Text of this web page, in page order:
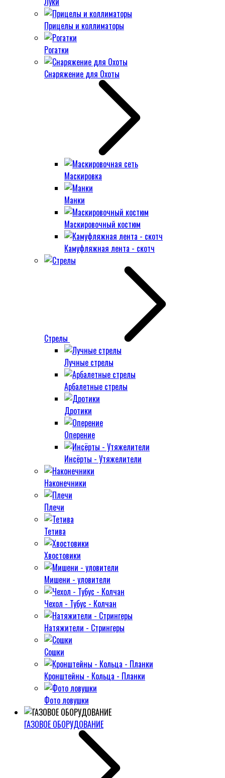
Прицелы и коллиматоры
Рогатки
Снаряжение для Охоты
Маскировка
Манки
Маскировочный костюм
Камуфляжная лента - скотч
Стрелы
Лучные стрелы
Арбалетные стрелы
Дротики
Оперение
Инсёрты - Утяжелители
Наконечники
Плечи
Тетива
Хвостовики
Мишени - уловители
Чехол - Тубус - Колчан
Натяжители - Стрингеры
Сошки
Кронштейны - Кольца - Планки
Фото ловушки
ГАЗОВОЕ ОБОРУДОВАНИЕ